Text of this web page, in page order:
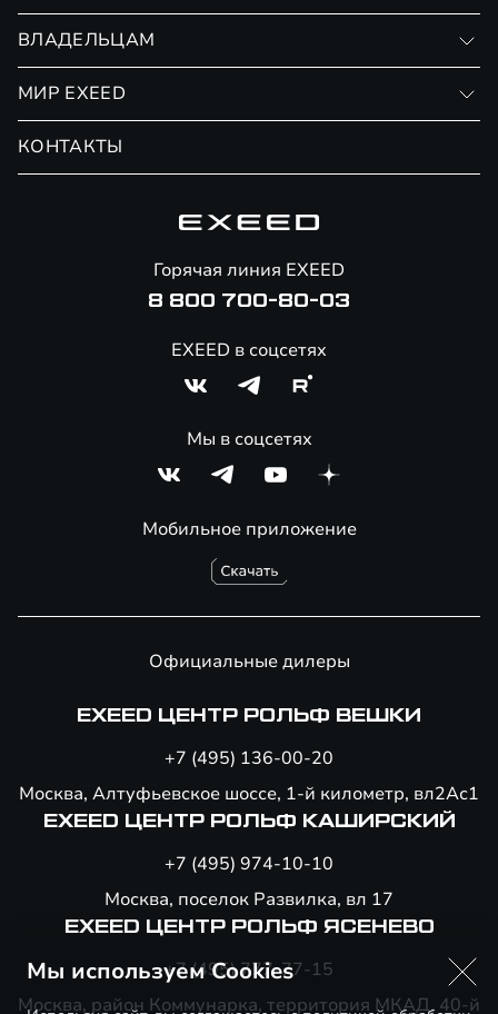
Страхование
ВЛАДЕЛЬЦАМ
Сервис
Помощь на дорогах
МИР EXEED
КОНТАКТЫ
Мобильное приложение
Горячая линия EXEED
8 800 700-80-03
EXEED в соцсетях
Мы в соцсетях
Официальные дилеры
EXEED ЦЕНТР РОЛЬФ ВЕШКИ
+7 (495) 136-00-20
Москва, Алтуфьевское шоссе, 1-й километр, вл2Ас1
EXEED ЦЕНТР РОЛЬФ КАШИРСКИЙ
+7 (495) 974-10-10
Москва, поселок Развилка, вл 17
EXEED ЦЕНТР РОЛЬФ ЯСЕНЕВО
+7 (495) 777-77-15
Москва, район Коммунарка, территория МКАД, 40-й
Мы используем Cookies